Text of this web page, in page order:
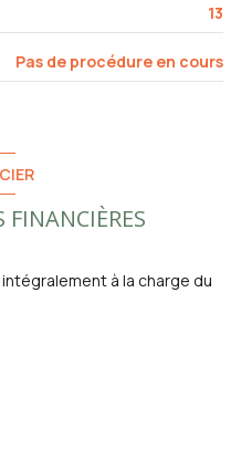
13
Pas de procédure en cours
à la charge du